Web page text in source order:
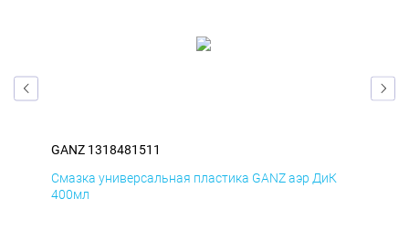
GANZ 1318481511
Смазка универсальная пластика GANZ аэр ДиК
400мл